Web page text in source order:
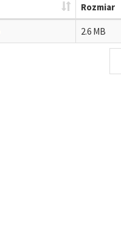
Rozmiar
2.6 MB